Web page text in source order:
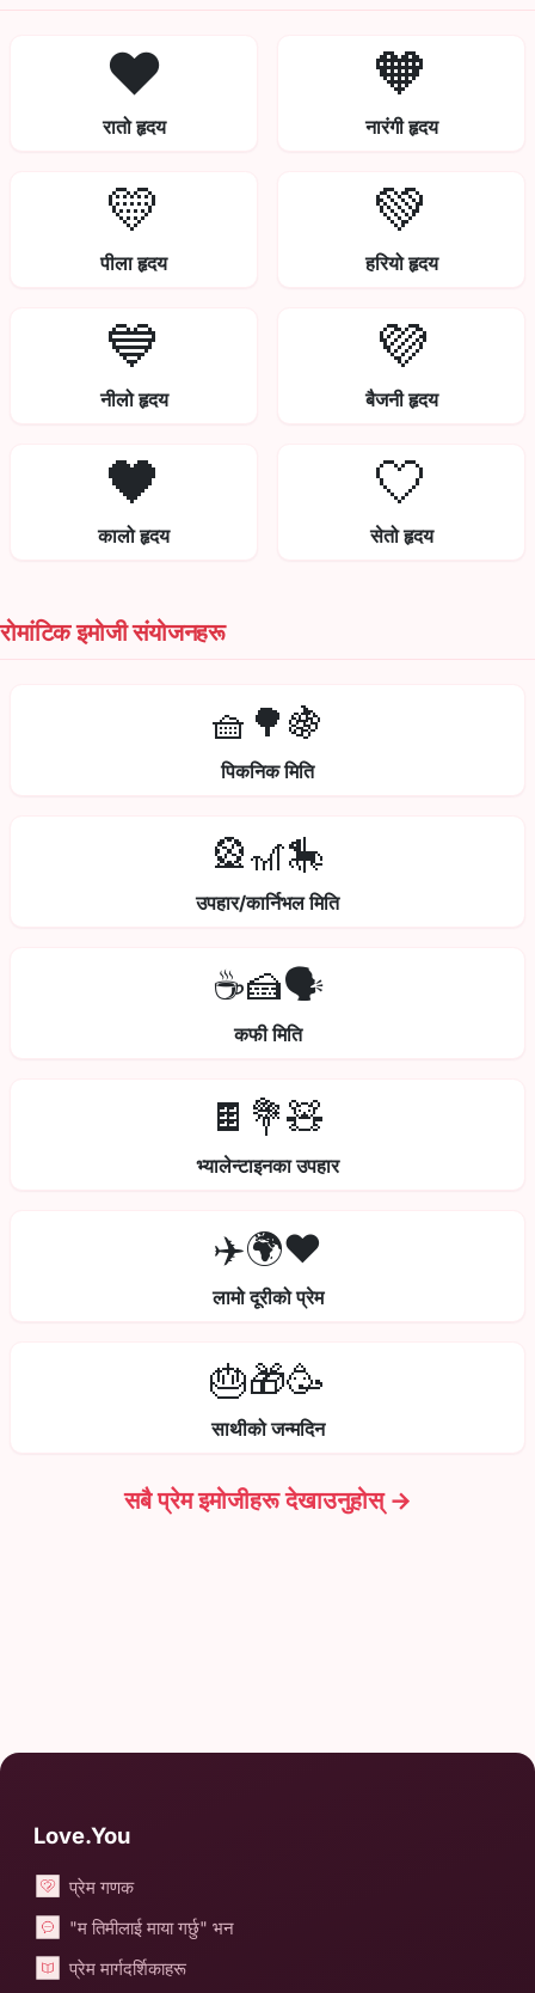
❤️
रातो हृदय
🧡
नारंगी हृदय
💛
पीला हृदय
💚
हरियो हृदय
💙
नीलो हृदय
💜
बैजनी हृदय
🖤
कालो हृदय
🤍
सेतो हृदय
रोमांटिक इमोजी संयोजनहरू
🧺🌳🍇
पिकनिक मिति
🎡🎢🎠
उपहार/कार्निभल मिति
☕🍰🗣️
कफी मिति
🍫💐🧸
भ्यालेन्टाइनका उपहार
✈️🌍❤️
लामो दूरीको प्रेम
🎂🎁🥳
साथीको जन्मदिन
सबै प्रेम इमोजीहरू देखाउनुहोस् →
Love.You
प्रेम गणक
"म तिमीलाई माया गर्छु" भन
प्रेम मार्गदर्शिकाहरू